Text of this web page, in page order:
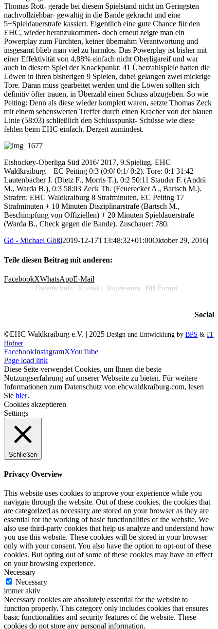
Thomas Rott- gerade bei diesem Spielstand nicht im Geringsten
nachvollziehbar- gewaltig in die Bande gekracht und eine
5+Spieldauerstrafe kassiert. Eigentlich eine gute Chance für den
EHC, wieder heranzukommen- doch erneut zeigte man ein
Powerplay zum Fürchten, keiner übernahm Verantwortung und
insgesamt blieb man viel zu harmlos. Das Powerplay ist bisher mit
einer Effektivität von 4,88% einfach nicht Oberligareif und war
auch in diesem Spiel der Knackpunkt: 41 Überzahlspiele hatten die
Löwen in ihren bisherigen 9 Spielen, dabei gelangen zwei mickrige
Tore. Daran muss gearbeitet werden und die Löwen sollten sich
definitiv öfter trauen, in Überzahl einen Schuss abzugeben. So wie
Peiting: Denn als diese wieder komplett waren, setzte Thomas Zeck
mit einem sehenswerten Treffer durch einen Kracher von der blauen
Linie (58:03) schließlich den Schlusspunkt- Schüsse wie diese
fehlen beim EHC einfach. Derzeit zumindest.
Eishockey-Oberliga Süd 2016/ 2017, 9.Spieltag. EHC
Waldkraiburg – EC Peiting 0:3 (0:0/ 0:1/ 0:2). Tore: 0:1 31:42
Lautenbacher J. (Dietz F., Morris T.), 0:2 50:11 Stauder F. (Andrä
M., Warda B.), 0:3 58:03 Zeck Th. (Feuerecker A., Bartsch M.).
Strafen: EHC Waldkraiburg 8 Strafminuten, EC Peiting 17
Strafminuten + 10 Minuten Disziplinarstrafe (Bartsch M.,
Beschimpfung von Offiziellen) + 20 Minuten Spieldauerstrafe
(Warda B., Check gegen die Bande). Zuschauer: 780.
Gö - Michael Gößl2019-12-17T13:48:32+01:00Oktober 29, 2016|
Teile diesen Beitrag mit anderen:
FacebookXWhatsAppE-Mail
Social
Datenschutz Kontakt Impressum BH Forum
©EHC Waldkraiburg e.V. | 2025 Design und Entwicklung by BPS & IT
Höfner
FacebookInstagramXYouTube
Page load link
Diese Seite verwendet Cookies, um Ihnen die beste
Nutzungserfahrung auf unserer Webseite zu bieten. Für weitere
Informationen zum Datenschutz von ehcwaldkraiburg.com, lesen
Sie hier.
Cookies akzeptieren
Settings
Schließen
Privacy Overview
This website uses cookies to improve your experience while you
navigate through the website. Out of these cookies, the cookies that
are categorized as necessary are stored on your browser as they are
essential for the working of basic functionalities of the website. We
also use third-party cookies that help us analyze and understand how
you use this website. These cookies will be stored in your browser
only with your consent. You also have the option to opt-out of these
cookies. But opting out of some of these cookies may have an effect
on your browsing experience.
Necessary
Necessary
immer aktiv
Necessary cookies are absolutely essential for the website to
function properly. This category only includes cookies that ensures
basic functionalities and security features of the website. These
cookies do not store any personal information.